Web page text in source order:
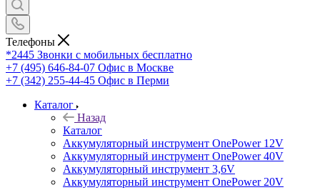
Телефоны
*2445 Звонки с мобильных бесплатно
+7 (495) 646-84-07 Офис в Москве
+7 (342) 255-44-45 Офис в Перми
Каталог
Назад
Каталог
Аккумуляторный инструмент OnePower 12V
Аккумуляторный инструмент OnePower 40V
Аккумуляторный инструмент 3,6V
Аккумуляторный инструмент OnePower 20V